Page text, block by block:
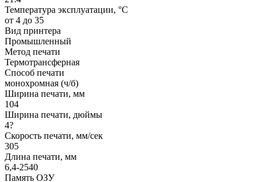
Температура эксплуатации, °C
от 4 до 35
Вид принтера
Промышленный
Метод печати
Термотрансферная
Способ печати
монохромная (ч/б)
Ширина печати, мм
104
Ширина печати, дюймы
4?
Скорость печати, мм/сек
305
Длина печати, мм
6,4-2540
Память ОЗУ